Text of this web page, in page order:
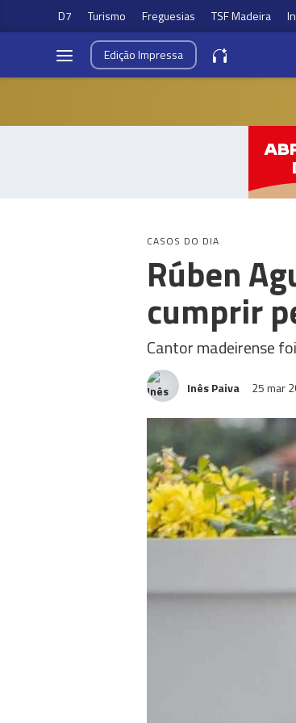
D7 Turismo Freguesias TSF Madeira
EdiçãoImpressa
CASOS DO DIA
Rúben
cumprir
Cantor madeirense
Inês Paiva 25 mar